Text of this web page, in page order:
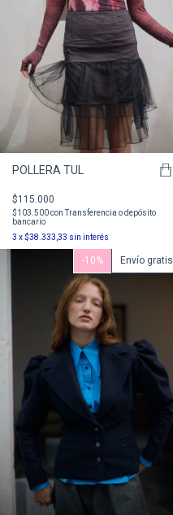
POLLERA TUL
$115.000
$103.500con
Transferencia o depósito
bancario
3 x$38.333,33 sin interés
-10% Envío gratis